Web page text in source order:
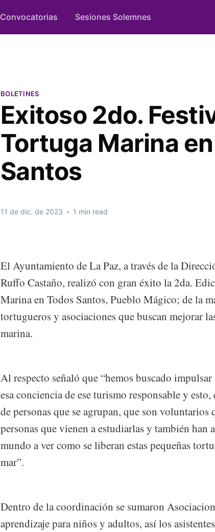
Convocatorias Sesiones Solemnes
BOLETINES
Exitoso 2do.
Tortuga Marina
Santos
11 de dic. de 2023 • 1 min read
El Ayuntamiento de La Paz, a través de la
Ruffo Castaño, realizó con gran éxito la 2da.
Marina en Todos Santos, Pueblo Mágico; de la
tortugueros y asociaciones que buscan mejorar
marina.
Al respecto señaló que “hemos buscado
esa conciencia de ese turismo responsable y
de personas que se agrupan, que son voluntarios
personas que vienen a estudiarlas y también han
mundo a ver como se liberan estas pequeñas
mar”.
Dentro de la coordinación se sumaron
aprendizaje para niños y adultos, así los